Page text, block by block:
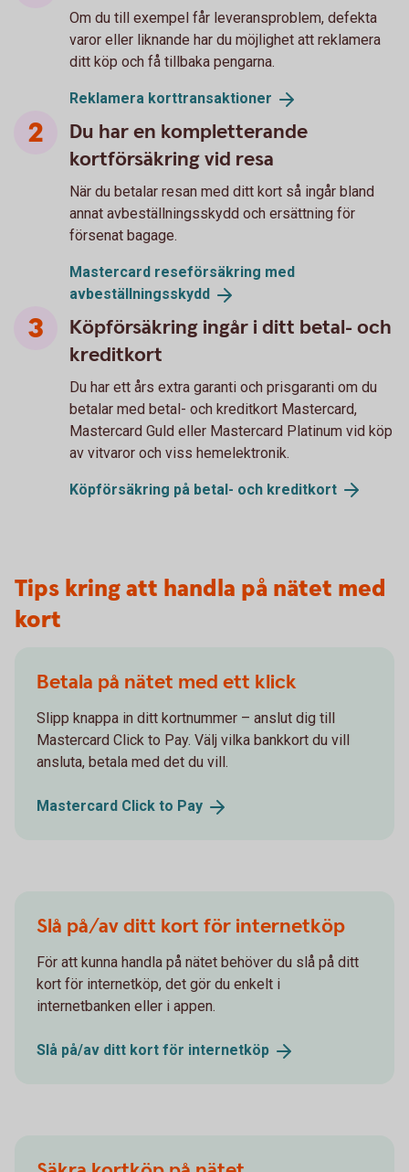
Om du till exempel får leveransproblem, defekta
varor eller liknande har du möjlighet att reklamera
ditt köp och få tillbaka pengarna.
Reklamera korttransaktioner
Du har en kompletterande
kortförsäkring vid resa
När du betalar resan med ditt kort så ingår bland
annat avbeställningsskydd och ersättning för
försenat bagage.
Mastercard reseförsäkring med
avbeställningsskydd
Köpförsäkring ingår i ditt betal- och
kreditkort
Du har ett års extra garanti och prisgaranti om du
betalar med betal- och kreditkort Mastercard,
Mastercard Guld eller Mastercard Platinum vid köp
av vitvaror och viss hemelektronik.
Köpförsäkring på betal- och kreditkort
Tips kring att handla på nätet med
kort
Betala på nätet med ett klick
Slipp knappa in ditt kortnummer – anslut dig till
Mastercard Click to Pay. Välj vilka bankkort du vill
ansluta, betala med det du vill.
Mastercard Click to Pay
Slå på/av ditt kort för internetköp
För att kunna handla på nätet behöver du slå på ditt
kort för internetköp, det gör du enkelt i
internetbanken eller i appen.
Slå på/av ditt kort för internetköp